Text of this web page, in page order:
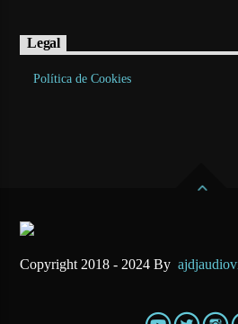
Legal
Política de Cookies
Copyright 2018 - 2024 By